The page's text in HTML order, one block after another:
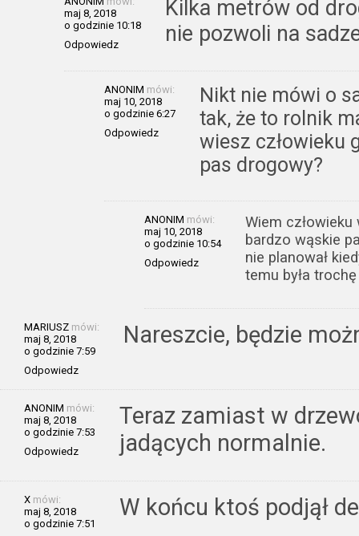
maj 8, 2018
o godzinie 10:18
Odpowiedz
Kilka metrów od
nie pozwoli na
ANONIM mówi:
maj 10, 2018
o godzinie 6:27
Odpowiedz
Nikt nie mówi o
tak, że to rolnik
wiesz człowieku
pas drogowy?
ANONIM mówi:
maj 10, 2018
o godzinie 10:54
Odpowiedz
Wiem
bardzo wąskie
nie planował
temu była
MARIUSZ mówi:
maj 8, 2018
o godzinie 7:59
Odpowiedz
Nareszcie, będzie
ANONIM mówi:
maj 8, 2018
o godzinie 7:53
Odpowiedz
Teraz zamiast w
jadących normalnie.
X mówi:
maj 8, 2018
o godzinie 7:51
W końcu ktoś podjął